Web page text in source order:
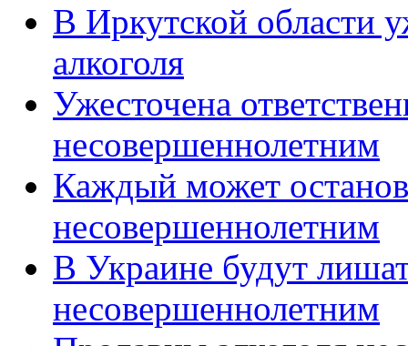
В Иркутской области
алкоголя
Ужесточена
несовершеннолетним
Каждый может
несовершеннолетним
В Украине будут
несовершеннолетним